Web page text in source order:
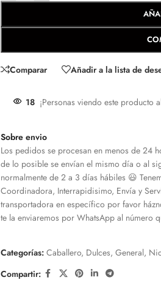
Comparar Añadir a la lista de
18 ¡Personas viendo este producto
Sobre envio
Los pedidos se procesan en menos de 24
de lo posible se envían el mismo día o al
normalmente de 2 a 3 días hábiles 😃
Coordinadora, Interrapidisimo, Envía y
transportadora en específico por favor
te la enviaremos por WhatsApp al número
Categorías: Caballero, Dulces, General,
Compartir: